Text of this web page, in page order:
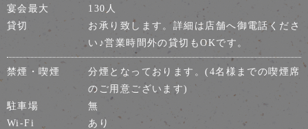
宴会最大
130人
貸切
お承り致します。詳細は店舗へ御電話くださ
い♪営業時間外の貸切もOKです。
禁煙・喫煙
分煙となっております。(4名様までの喫煙席
のご用意ございます)
駐車場
無
Wi-Fi
あり